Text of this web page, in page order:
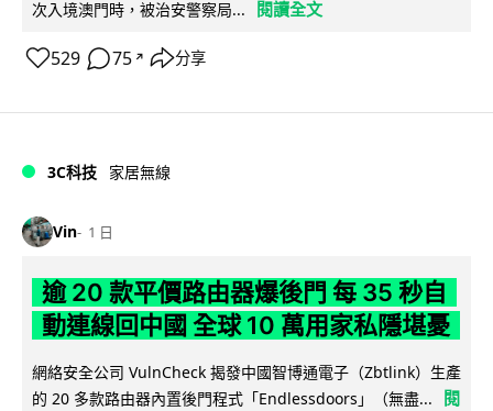
次入境澳門時，被治安警察局...
閱讀全文
529 75 ↗ 分享
3C科技 家居無線
Vin 1 日
逾 20 款平價路由器爆後門 每 35 秒自
動連線回中國 全球 10 萬用家私隱堪憂
網絡安全公司 VulnCheck 揭發中國智博通電子（Zbtlink）生產
的 20 多款路由器內置後門程式「Endlessdoors」（無盡...
閱